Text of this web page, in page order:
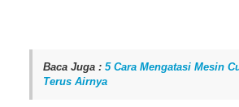
Baca Juga : 5 Cara Mengatasi Mesin
Terus Airnya